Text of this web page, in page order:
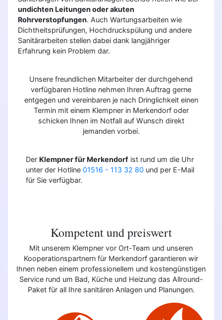
undichten Leitungen oder akuten
Rohrverstopfungen. Auch Wartungsarbeiten wie
Dichtheitsprüfungen, Hochdruckspülung und andere
Sanitärarbeiten stellen dabei dank langjähriger
Erfahrung kein Problem dar.
Unsere freundlichen Mitarbeiter der durchgehend
verfügbaren Hotline nehmen Ihren Auftrag gerne
entgegen und vereinbaren je nach Dringlichkeit einen
Termin mit einem Klempner in Merkendorf oder
schicken Ihnen im Notfall auf Wunsch direkt
jemanden vorbei.
Der Klempner für Merkendorf ist rund um die Uhr
unter der Hotline 01516 - 113 32 80 und per E-Mail
für Sie verfügbar.
Kompetent und preiswert
Mit unserem Klempner vor Ort-Team und unseren
Kooperationspartnern für Merkendorf garantieren wir
Ihnen neben einem professionellem und kostengünstigen
Service rund um Bad, Küche und Heizung das Allround-
Paket für all Ihre sanitären Anlagen und Planungen.